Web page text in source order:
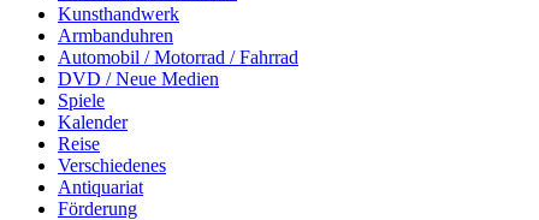
Kunsthandwerk
Armbanduhren
Automobil / Motorrad / Fahrrad
DVD / Neue Medien
Spiele
Kalender
Reise
Verschiedenes
Antiquariat
Förderung